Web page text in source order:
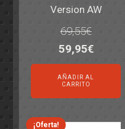
Version AW
69,55€
El
precio
original
era:
69,55€.
59,95€El
precio
actual
es:
59,95€.
AÑADIR AL
CARRITO
¡Oferta!